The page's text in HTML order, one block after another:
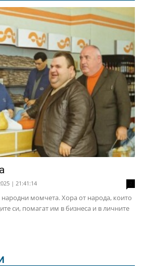
| 21:41:14
момчета. Хора от народа, които
си, помагат им в бизнеса и в личните